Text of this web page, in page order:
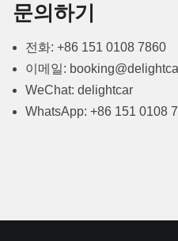
문의하기
전화: +86 151 0108 7860
이메일:
WeChat: delightcar
WhatsApp: +86 151 0108